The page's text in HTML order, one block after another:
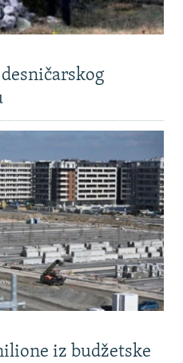
iz budžetske